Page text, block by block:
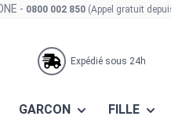
- 0800 002 850 (Appel gratuit
Expédié sous 24h
GARCON FILLE